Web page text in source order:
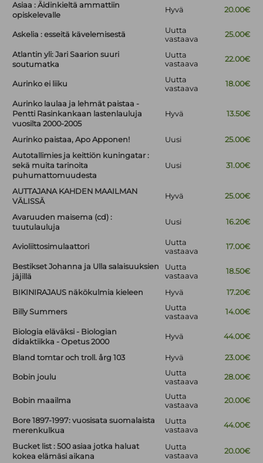
Asiaa : Äidinkieltä ammattiin
opiskelevalle
Hyvä 20.00€
Askelia : esseitä kävelemisestä
Uutta
vastaava
25.00€
Atlantin yli: Jari Saarion suuri
soutumatka
Uutta
vastaava
22.00€
Aurinko ei liiku
Uutta
vastaava
18.00€
Aurinko laulaa ja lehmät paistaa -
Pentti Rasinkankaan lastenlauluja
vuosilta 2000-2005
Hyvä 13.50€
Aurinko paistaa, Apo Apponen! Uusi
25.00€
Autotallimies ja keittiön kuningatar :
sekä muita tarinoita
puhumattomuudesta
Uusi 31.00€
AUTTAJANA KAHDEN MAAILMAN
VÄLISSÄ
Hyvä 25.00€
Avaruuden maisema (cd) :
tuutulauluja
Uusi 16.20€
Avioliittosimulaattori
Uutta
vastaava
17.00€
Bestikset Johanna ja Ulla salaisuuksien
jäjillä
Uutta
vastaava
18.50€
BIKINIRAJAUS näkökulmia kieleen Hyvä 17.20€
Billy Summers
Uutta
vastaava
14.00€
Biologia eläväksi - Biologian
didaktiikka - Opetus 2000
Hyvä 44.00€
Bland tomtar och troll. årg 103 Hyvä 23.00€
Bobin joulu
Uutta
vastaava
28.00€
Bobin maailma
Uutta
vastaava
20.00€
Bore 1897-1997: vuosisata suomalaista
merenkulkua
Uutta
vastaava
44.00€
Bucket list : 500 asiaa jotka haluat
kokea elämäsi aikana
Uutta
vastaava
20.00€